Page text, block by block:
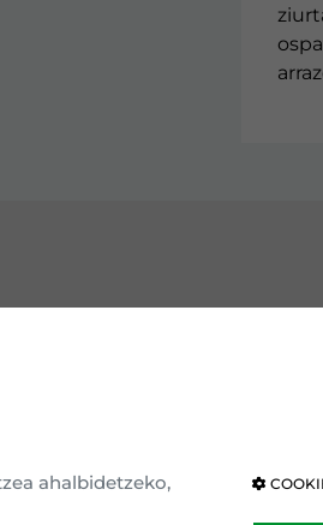
Nafarroako
ahalbidetzeko,